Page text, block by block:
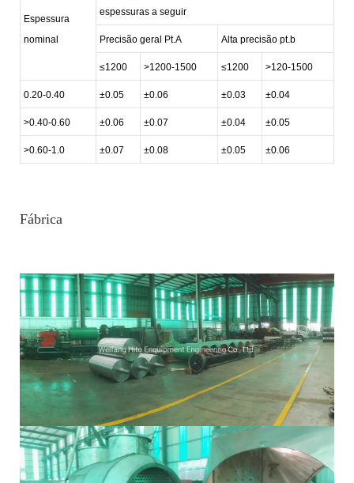
Espessura
nominal
espessuras a seguir
Precisão geral Pt.A Alta precisão pt.b
≤1200 >1200-1500 ≤1200 >120-1500
0.20-0.40 ±0.05 ±0.06 ±0.03 ±0.04
>0.40-0.60 ±0.06 ±0.07 ±0.04 ±0.05
>0.60-1.0 ±0.07 ±0.08 ±0.05 ±0.06
Fábrica